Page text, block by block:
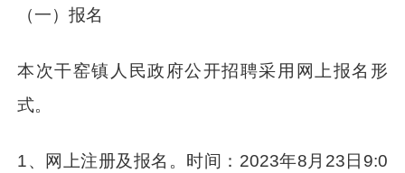
（一）报名
本次干窑镇人民政府公开招聘采用网上报名形
式。
1、网上注册及报名。时间：2023年8月23日9:0